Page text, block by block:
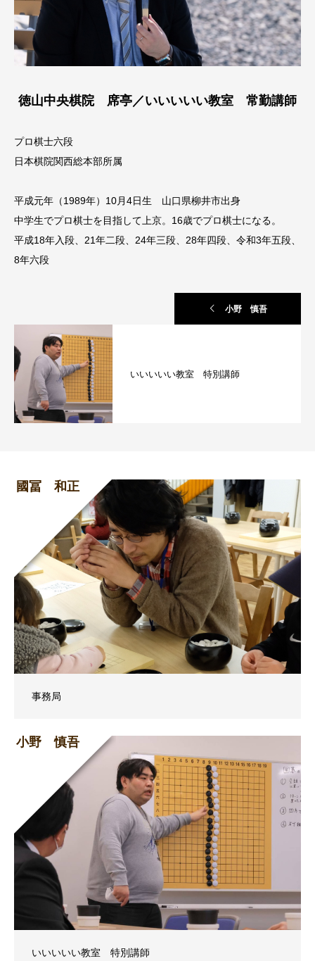
徳山中央棋院 席亭／いいいいい教室 常勤講師
プロ棋士六段
日本棋院関西総本部所属
平成元年（1989年）10月4日生 山口県柳井市出身
中学生でプロ棋士を目指して上京。16歳でプロ棋士になる。
平成18年入段、21年二段、24年三段、28年四段、令和3年五段、
8年六段
小野 慎吾
いいいいい教室 特別講師
國冨 和正
事務局
小野 慎吾
いいいいい教室 特別講師